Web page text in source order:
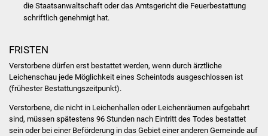
Formulare
Bildung
die Staatsanwaltschaft oder das Amtsgericht die Feuerbestattung
schriftlich genehmigt hat.
FRISTEN
Verstorbene dürfen erst bestattet werden, wenn durch ärztliche
Leichenschau jede Möglichkeit eines Scheintods ausgeschlossen ist
(frühester Bestattungszeitpunkt).
Verstorbene, die nicht in Leichenhallen oder Leichenräumen aufgebahrt
sind, müssen spätestens 96 Stunden nach Eintritt des Todes bestattet
sein oder bei einer Beförderung in das Gebiet einer anderen Gemeinde auf